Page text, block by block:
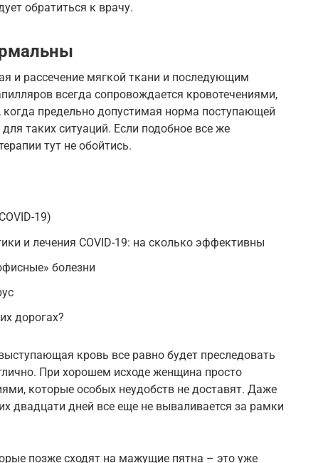
обратиться к врачу.
и рассечение мягкой ткани и последующим
всегда сопровождается кровотечениями,
когда предельно допустимая норма поступающей
таких ситуаций. Если подобное все же
тут не обойтись.
19)
и лечения COVID-19: на сколько эффективны
болезни
дорогах?
кровь все равно будет преследовать
При хорошем исходе женщина просто
которые особых неудобств не доставят. Даже
двадцати дней все еще не вываливается за рамки
позже сходят на мажущие пятна – это уже